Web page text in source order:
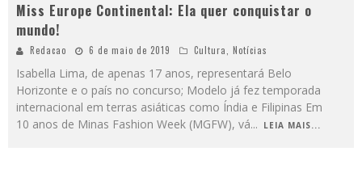
Miss Europe Continental: Ela quer conquistar o
mundo!
Redacao 6 de maio de 2019 Cultura, Notícias
Isabella Lima, de apenas 17 anos, representará Belo
Horizonte e o país no concurso; Modelo já fez temporada
internacional em terras asiáticas como Índia e Filipinas Em
10 anos de Minas Fashion Week (MGFW), vá... LEIA MAIS...